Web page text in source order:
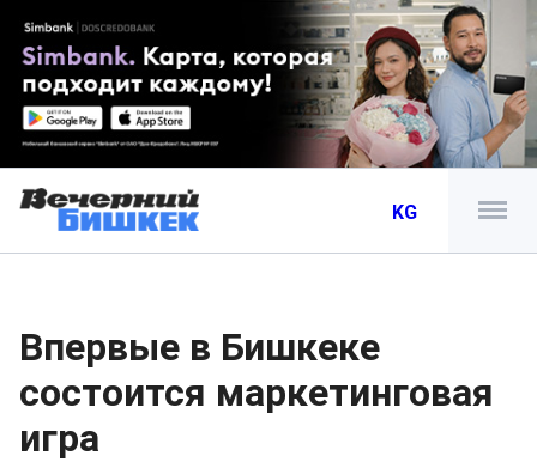
KG
Впервые в Бишкеке
состоится маркетинговая
игра